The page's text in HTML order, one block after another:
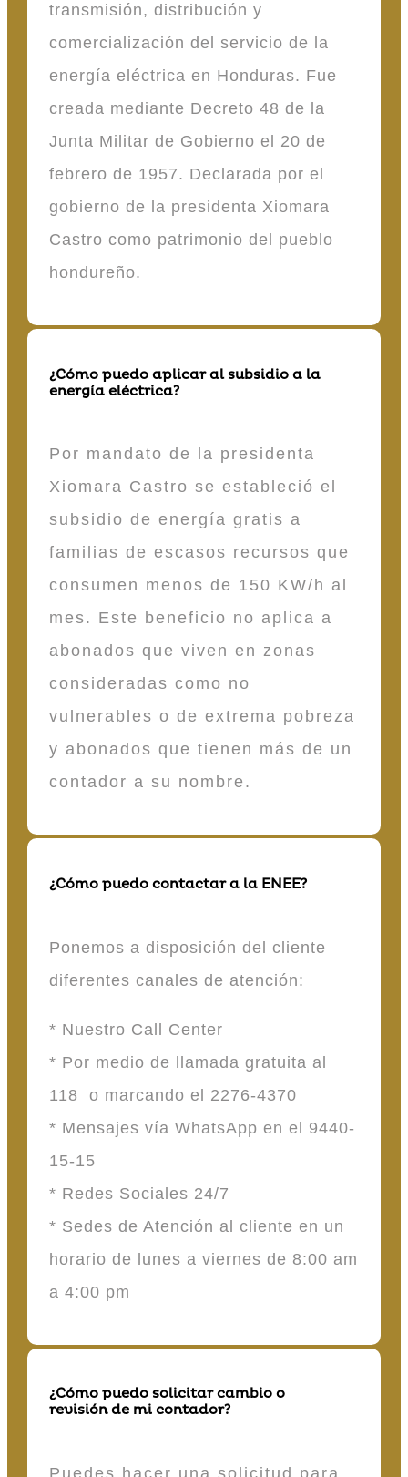
transmisión, distribución y
comercialización del servicio de la
energía eléctrica en Honduras. Fue
creada mediante Decreto 48 de la
Junta Militar de Gobierno el 20 de
febrero de 1957. Declarada por el
gobierno de la presidenta Xiomara
Castro como patrimonio del pueblo
hondureño.
¿Cómo puedo aplicar al subsidio a la
energía eléctrica?
Por mandato de la presidenta
Xiomara Castro se estableció el
subsidio de energía gratis a
familias de escasos recursos que
consumen menos de 150 KW/h al
mes. Este beneficio no aplica a
abonados que viven en zonas
consideradas como no
vulnerables o de extrema pobreza
y abonados que tienen más de un
contador a su nombre.
¿Cómo puedo contactar a la ENEE?
Ponemos a disposición del cliente
diferentes canales de atención:
* Nuestro Call Center
* Por medio de llamada gratuita al
118 o marcando el 2276-4370
* Mensajes vía WhatsApp en el 9440-
15-15
* Redes Sociales 24/7
* Sedes de Atención al cliente en un
horario de lunes a viernes de 8:00 am
a 4:00 pm
¿Cómo puedo solicitar cambio o
revisión de mi contador?